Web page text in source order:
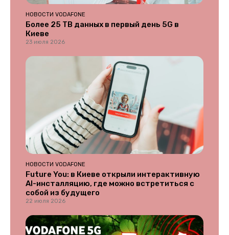
НОВОСТИ VODAFONE
Более 25 ТВ данных в первый день 5G в
Киеве
23 июля 2026
НОВОСТИ VODAFONE
Future You: в Киеве открыли интерактивную
AI-инсталляцию, где можно встретиться с
собой из будущего
22 июля 2026